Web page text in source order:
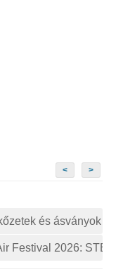
< >
és ásványok
Festival 2026: